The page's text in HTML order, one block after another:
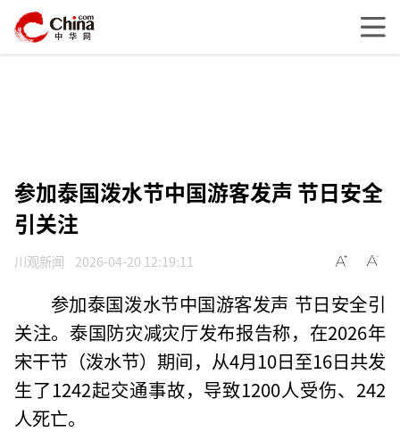
参加泰国泼水节中国游客发声 节日安全
引关注
川观新闻 2026-04-20 12:19:11
参加泰国泼水节中国游客发声 节日安全引
关注。泰国防灾减灾厅发布报告称，在2026年
宋干节（泼水节）期间，从4月10日至16日共发
生了1242起交通事故，导致1200人受伤、242
人死亡。